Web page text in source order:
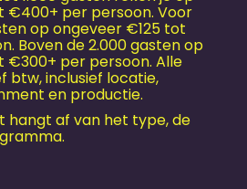
€400+ per persoon. Voor
op ongeveer €125 tot
Boven de 2.000 gasten op
€300+ per persoon. Alle
btw, inclusief locatie,
en productie.
hangt af van het type, de